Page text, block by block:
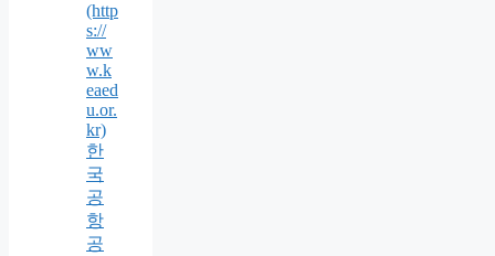
(http
s://
ww
w.k
eaed
u.or.
kr)
한
국
공
항
공